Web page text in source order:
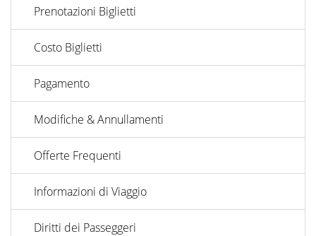
Prenotazioni Biglietti
Costo Biglietti
Pagamento
Modifiche & Annullamenti
Offerte Frequenti
Informazioni di Viaggio
Diritti dei Passeggeri